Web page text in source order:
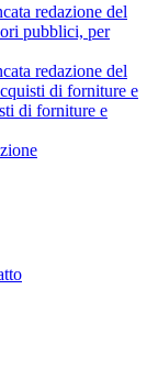
redazione del
pubblici, per
redazione del
di forniture e
di forniture e